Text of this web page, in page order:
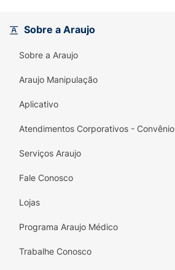
Sobre a Araujo
Sobre a Araujo
Araujo Manipulação
Aplicativo
Atendimentos Corporativos - Convênio
Serviços Araujo
Fale Conosco
Lojas
Programa Araujo Médico
Trabalhe Conosco